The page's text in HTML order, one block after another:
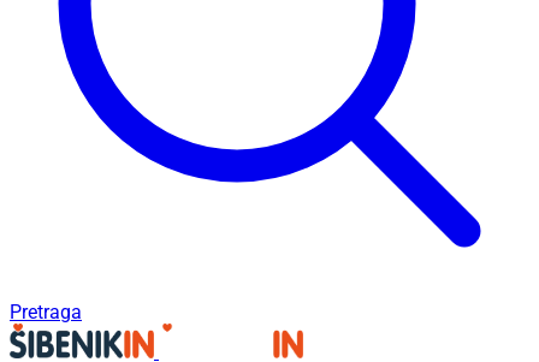
Pretraga